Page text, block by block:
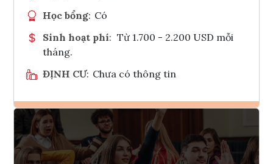
Học bổng: Có
Sinh hoạt phí: Từ 1.700 - 2.200 USD mỗi
tháng.
ĐỊNH CƯ: Chưa có thông tin
Ghi danh
Tham vấn Interlink